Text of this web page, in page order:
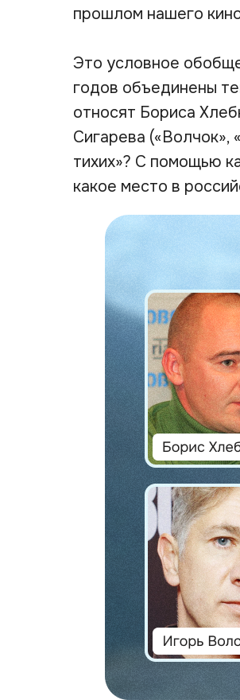
прошлом нашего
Это условное
годов объединены
относят Бориса
Сигарева («Волчок»,
тихих»? С помощью
какое место в